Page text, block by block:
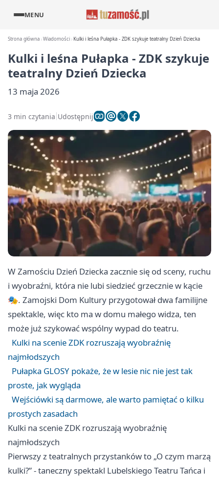
MENU
Strona główna Wiadomości Kulki i leśna Pułapka - ZDK szykuje teatralny Dzień Dziecka
Kulki i leśna Pułapka - ZDK szykuje
teatralny Dzień Dziecka
13 maja 2026
3 min czytania Udostępnij
W Zamościu Dzień Dziecka zacznie się od sceny, ruchu
i wyobraźni, która nie lubi siedzieć grzecznie w kącie
🎭. Zamojski Dom Kultury przygotował dwa familijne
spektakle, więc kto ma w domu małego widza, ten
może już szykować wspólny wypad do teatru.
Kulki na scenie ZDK rozruszają wyobraźnię
najmłodszych
Pułapka GLOSY pokaże, że w lesie nic nie jest tak
proste, jak wygląda
Wejściówki są darmowe, ale warto pamiętać o kilku
prostych zasadach
Kulki na scenie ZDK rozruszają wyobraźnię
najmłodszych
Pierwszy z teatralnych przystanków to „O czym marzą
kulki?” - taneczny spektakl Lubelskiego Teatru Tańca i